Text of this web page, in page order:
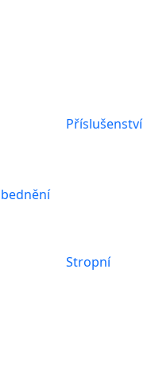
Příslušenství
Stropní